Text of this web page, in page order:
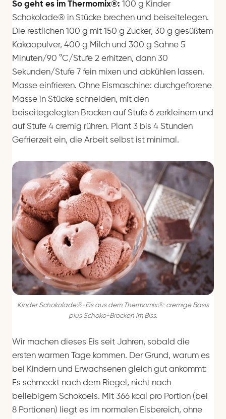
So geht es im Thermomix®: 100 g Kinder
Schokolade® in Stücke brechen und beiseitelegen.
Die restlichen 100 g mit 150 g Zucker, 30 g gesüßtem
Kakaopulver, 400 g Milch und 300 g Sahne 5
Minuten/90 °C/Stufe 2 erhitzen, dann 30
Sekunden/Stufe 7 fein mixen und abkühlen lassen.
Masse einfrieren. Ohne Eismaschine: durchgefrorene
Masse in Stücke schneiden, mit den
beiseitegelegten Brocken auf Stufe 6 zerkleinern und
auf Stufe 4 cremig rühren. Plant 3 bis 4 Stunden
Gefrierzeit ein, die Arbeit selbst ist minimal.
Kinder Schokolade®-Eis aus dem Thermomix®: cremige Basis
plus Schoko-Brocken im Biss.
Wir machen dieses Eis seit Jahren, sobald die
ersten warmen Tage kommen. Der Grund, warum es
bei Kindern und Erwachsenen gleich gut ankommt:
Es schmeckt nach dem Riegel, nicht nach
beliebigem Schokoeis. Mit 366 kcal pro Portion (bei
8 Portionen) liegt es im normalen Eisbereich, ohne